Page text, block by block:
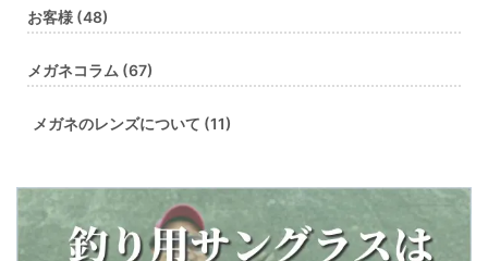
お客様 (48)
メガネコラム (67)
メガネのレンズについて (11)